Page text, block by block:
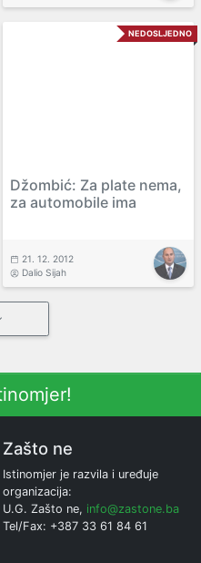
NEDOSLJEDNO
Džombić: Za plate nema,
za automobile ima
21. 12. 2012
Dalio Sijah
Zašto ne
Istinomjer je razvila i uređuje
organizacija:
U.G. Zašto ne, info@zastone.ba
Tel/Fax: +387 33 61 84 61